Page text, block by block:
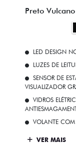
Preto Vulcano
LED DESIGN
LUZES DE
SENSOR DE
VISUALIZADOR
VIDROS
VOLANTE
VER MAIS